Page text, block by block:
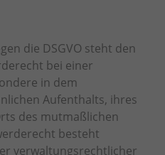
die DSGVO steht den
bei einer
in dem
Aufenthalts, ihres
des mutmaßlichen
besteht
verwaltungsrechtlicher